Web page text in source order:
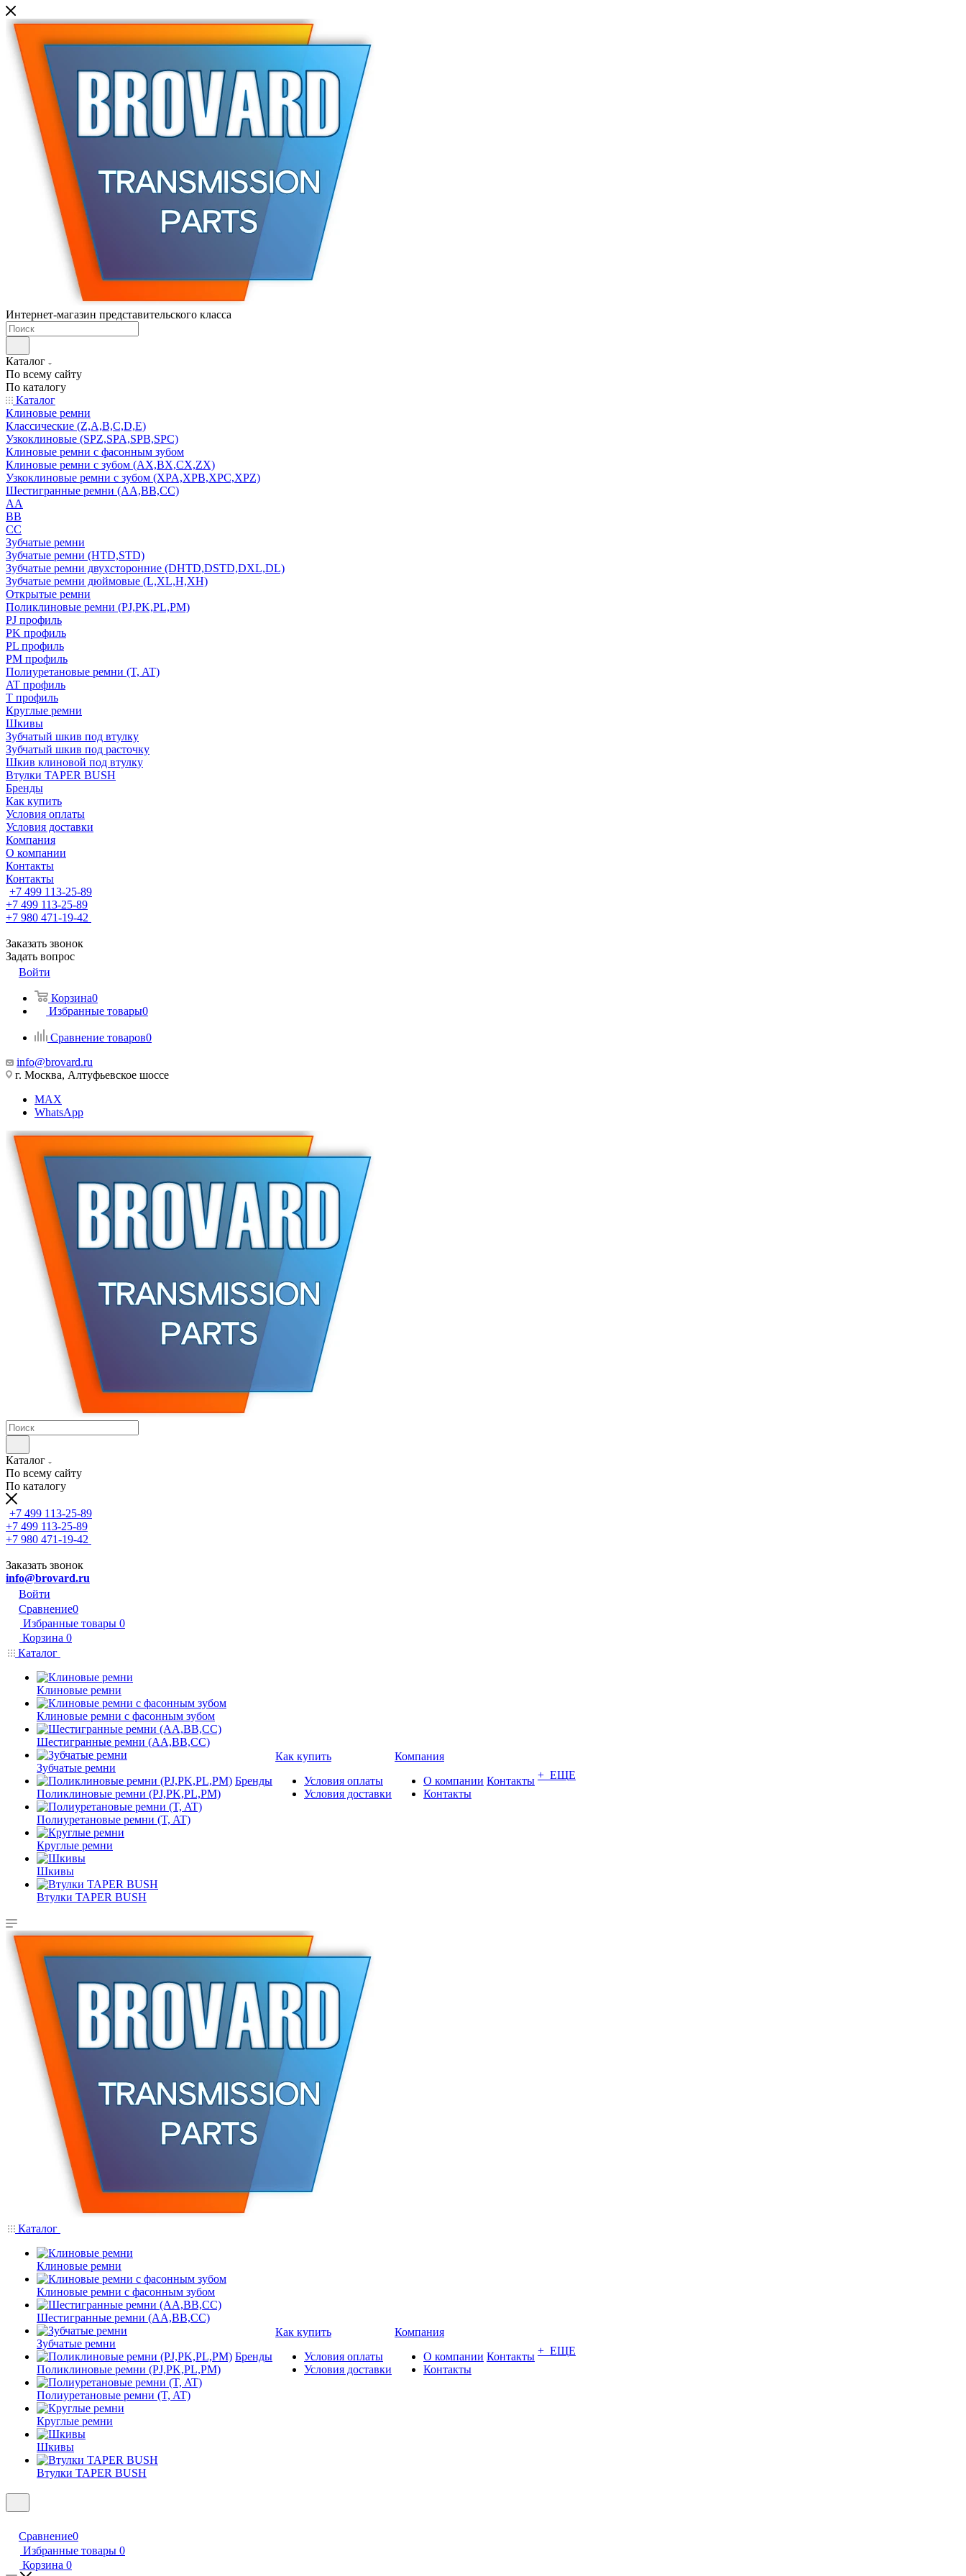
Интернет-магазин представительского класса
Каталог
По всему сайту
По каталогу
Каталог
Клиновые ремни
Классические (Z,A,B,C,D,E)
Узкоклиновые (SPZ,SPA,SPB,SPC)
Клиновые ремни с фасонным зубом
Клиновые ремни с зубом (AX,BX,CX,ZX)
Узкоклиновые ремни с зубом (XPA,XPB,XPC,XPZ)
Шестигранные ремни (AA,BB,CC)
AA
BB
CC
Зубчатые ремни
Зубчатые ремни (HTD,STD)
Зубчатые ремни двухсторонние (DHTD,DSTD,DXL,DL)
Зубчатые ремни дюймовые (L,XL,H,XH)
Открытые ремни
Поликлиновые ремни (PJ,PK,PL,PM)
PJ профиль
PK профиль
PL профиль
PM профиль
Полиуретановые ремни (T, AT)
AT профиль
T профиль
Круглые ремни
Шкивы
Зубчатый шкив под втулку
Зубчатый шкив под расточку
Шкив клиновой под втулку
Втулки TAPER BUSH
Бренды
Как купить
Условия оплаты
Условия доставки
Компания
О компании
Контакты
Контакты
+7 499 113-25-89
+7 499 113-25-89
+7 980 471-19-42
Заказать звонок
Задать вопрос
Войти
Корзина0
Избранные товары0
Сравнение товаров0
info@brovard.ru
г. Москва, Алтуфьевское шоссе
MAX
WhatsApp
Каталог
По всему сайту
По каталогу
+7 499 113-25-89
+7 499 113-25-89
+7 980 471-19-42
Заказать звонок
info@brovard.ru
Войти
Сравнение0
Избранные товары 0
Корзина 0
Каталог
Клиновые ремни
Клиновые ремни с фасонным зубом
Шестигранные ремни (AA,BB,CC)
Зубчатые ремни
Поликлиновые ремни (PJ,PK,PL,PM)
Полиуретановые ремни (T, AT)
Круглые ремни
Шкивы
Втулки TAPER BUSH
Бренды
Как купить
Условия оплаты
Условия доставки
Компания
О компании
Контакты
Контакты + ЕЩЕ
Каталог
Клиновые ремни
Клиновые ремни с фасонным зубом
Шестигранные ремни (AA,BB,CC)
Зубчатые ремни
Поликлиновые ремни (PJ,PK,PL,PM)
Полиуретановые ремни (T, AT)
Круглые ремни
Шкивы
Втулки TAPER BUSH
Бренды
Как купить
Условия оплаты
Условия доставки
Компания
О компании
Контакты
Контакты + ЕЩЕ
Сравнение0
Избранные товары 0
Корзина 0